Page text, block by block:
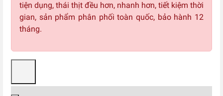
tiện dụng, thái thịt đều hơn, nhanh hơn, tiết kiệm thời
gian, sản phẩm phân phối toàn quốc, bảo hành 12
tháng.